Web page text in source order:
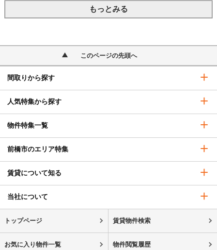
もっとみる
このページの先頭へ
間取りから探す
人気特集から探す
物件特集一覧
前橋市のエリア特集
賃貸について知る
当社について
トップページ 賃貸物件検索
お気に入り物件一覧 物件閲覧履歴